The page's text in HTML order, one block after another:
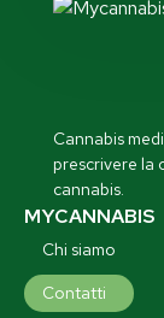
Cannabis
prescrivere la
cannabis.
MYCANNABIS
Chi siamo
Contatti